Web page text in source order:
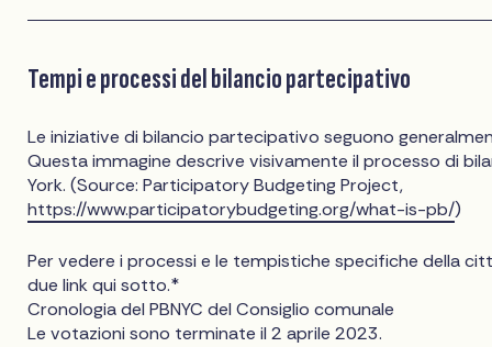
Tempi e processi del bilancio partecipativo
Le iniziative di bilancio partecipativo seguono
Questa immagine descrive visivamente il processo di
York. (Source: Participatory Budgeting Project,
https://www.participatorybudgeting.org/what-is-pb/)
Per vedere i processi e le tempistiche specifiche della
due link qui sotto.*
Cronologia del PBNYC del Consiglio comunale
Le votazioni sono terminate il 2 aprile 2023.